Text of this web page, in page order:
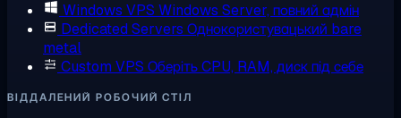
Windows VPS Windows Server, повний адмін
Dedicated Servers Однокористувацький bare
metal
Custom VPS Оберіть CPU, RAM, диск під себе
ВІДДАЛЕНИЙ РОБОЧИЙ СТІЛ